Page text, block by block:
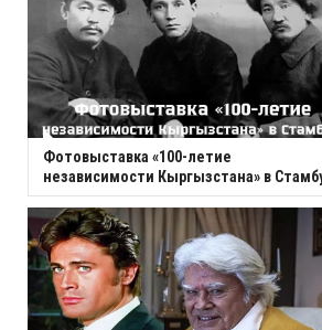
Фотовыставка «100-летие
независимости Кыргызстана» в